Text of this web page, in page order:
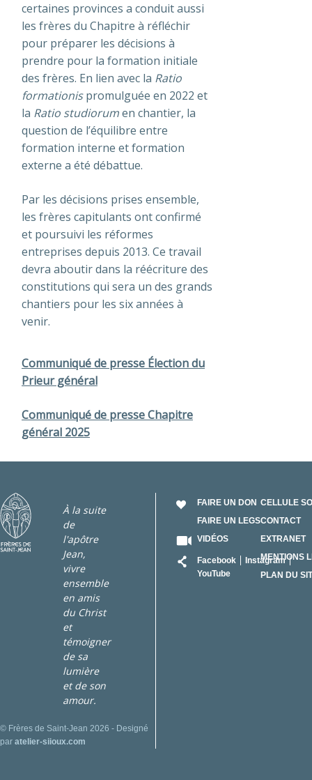
certaines provinces a conduit aussi
les frères du Chapitre à réfléchir
pour préparer les décisions à
prendre pour la formation initiale
des frères. En lien avec la Ratio
formationispromulguée en 2022 et
la Ratio studiorumen chantier, la
question de l’équilibre entre
formation interne et formation
externe a été débattue.
Par les décisions prises ensemble,
les frères capitulants ont confirmé
et poursuivi les réformes
entreprises depuis 2013. Ce travail
devra aboutir dans la réécriture des
constitutions qui sera un des grands
chantiers pour les six années à
venir.
Communiqué de presse Élection du
Prieur général
Communiqué de presse Chapitre
général 2025
À la suite
de
l'apôtre
Jean,
vivre
ensemble
en amis
du Christ
et
témoigner
de sa
lumière
et de son
amour.
© Frères de Saint-Jean 2026 - Designé
par atelier-siioux.com
FAIRE UN DON
FAIRE UN LEGS
VIDÉOS
Facebook
Instagram
YouTube
CELLULE
CONTACT
EXTRANET
MENTIONS
PLAN DU